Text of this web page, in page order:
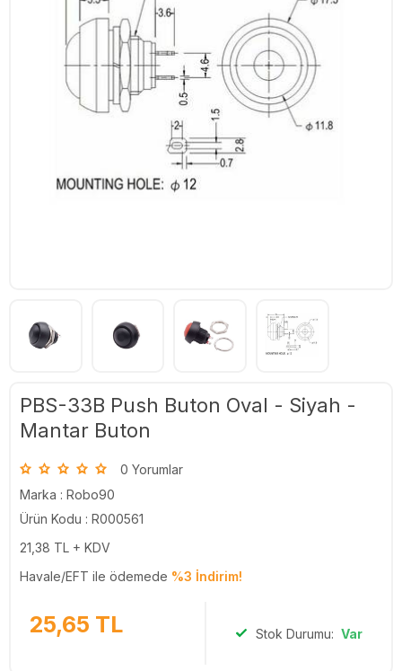
PBS-33B Push Buton Oval - Siyah -
Mantar Buton
0 Yorumlar
Marka : Robo90
Ürün Kodu : R000561
21,38 TL + KDV
Havale/EFT ile ödemede %3 İndirim!
25,65 TL Stok Durumu: Var